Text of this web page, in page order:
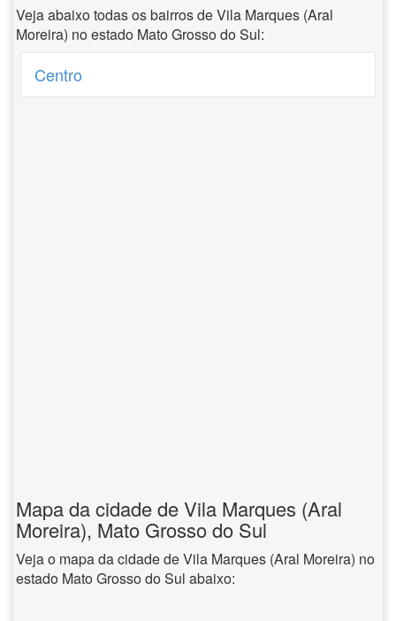
Veja abaixo todas os bairros de Vila Marques (Aral
Moreira) no estado Mato Grosso do Sul:
Centro
Mapa da cidade de Vila Marques (Aral
Moreira), Mato Grosso do Sul
Veja o mapa da cidade de Vila Marques (Aral Moreira) no
estado Mato Grosso do Sul abaixo: